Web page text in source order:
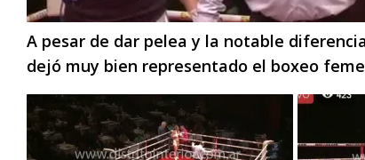
A pesar de dar pelea y la notable
dejó muy bien representado el boxeo